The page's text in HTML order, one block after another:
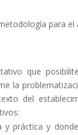
para el
que
la
del
práctica y